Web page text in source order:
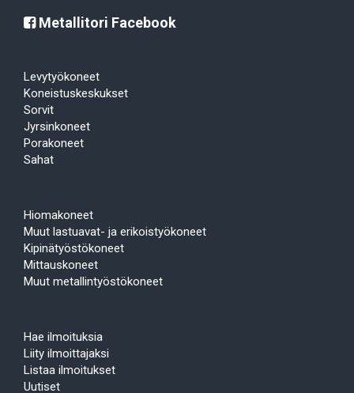
Metallitori Facebook
Levytyökoneet
Koneistuskeskukset
Sorvit
Jyrsinkoneet
Porakoneet
Sahat
Hiomakoneet
Muut lastuavat- ja erikoistyökoneet
Kipinätyöstökoneet
Mittauskoneet
Muut metallintyöstökoneet
Hae ilmoituksia
Liity ilmoittajaksi
Listaa ilmoitukset
Uutiset